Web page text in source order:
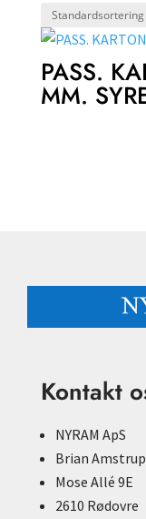
PASS.
MM.
Kontakt
NYRAM ApS
Brian Amstrup
Mose Allé 9E
2610 Rødovre